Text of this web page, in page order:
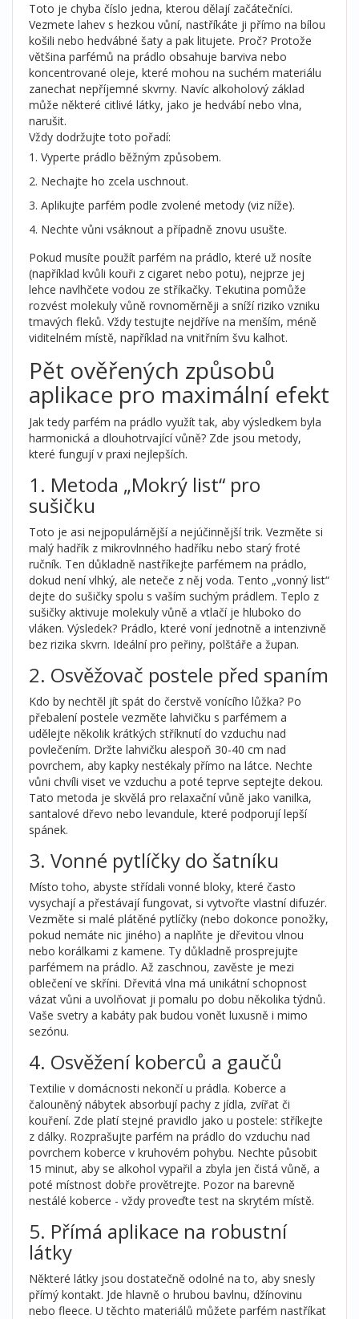
Toto je chyba číslo jedna, kterou dělají začátečníci.
Vezmete lahev s hezkou vůní, nastříkáte ji přímo na bílou
košili nebo hedvábné šaty a pak litujete. Proč? Protože
většina parfémů na prádlo obsahuje barviva nebo
koncentrované oleje, které mohou na suchém materiálu
zanechat nepříjemné skvrny. Navíc alkoholový základ
může některé citlivé látky, jako je hedvábí nebo vlna,
narušit.
Vždy dodržujte toto pořadí:
Vyperte prádlo běžným způsobem.
Nechajte ho zcela uschnout.
Aplikujte parfém podle zvolené metody (viz níže).
Nechte vůni vsáknout a případně znovu usušte.
Pokud musíte použít parfém na prádlo, které už nosíte
(například kvůli kouři z cigaret nebo potu), nejprze jej
lehce navlhčete vodou ze stříkačky. Tekutina pomůže
rozvést molekuly vůně rovnoměrněji a sníží riziko vzniku
tmavých fleků. Vždy testujte nejdříve na menším, méně
viditelném místě, například na vnitřním švu kalhot.
Pět ověřených způsobů
aplikace pro maximální efekt
Jak tedy parfém na prádlo využít tak, aby výsledkem byla
harmonická a dlouhotrvající vůně? Zde jsou metody,
které fungují v praxi nejlepších.
1. Metoda „Mokrý list“ pro
sušičku
Toto je asi nejpopulárnější a nejúčinnější trik. Vezměte si
malý hadřík z mikrovlnného hadříku nebo starý froté
ručník. Ten důkladně nastříkejte parfémem na prádlo,
dokud není vlhký, ale neteče z něj voda. Tento „vonný list“
dejte do sušičky spolu s vaším suchým prádlem. Teplo z
sušičky aktivuje molekuly vůně a vtlačí je hluboko do
vláken. Výsledek? Prádlo, které voní jednotně a intenzivně
bez rizika skvrn. Ideální pro peřiny, polštáře a župan.
2. Osvěžovač postele před spaním
Kdo by nechtěl jít spát do čerstvě vonícího lůžka? Po
přebalení postele vezměte lahvičku s parfémem a
udělejte několik krátkých stříknutí do vzduchu nad
povlečením. Držte lahvičku alespoň 30-40 cm nad
povrchem, aby kapky nestékaly přímo na látce. Nechte
vůni chvíli viset ve vzduchu a poté teprve septejte dekou.
Tato metoda je skvělá pro relaxační vůně jako vanilka,
santalové dřevo nebo levandule, které podporují lepší
spánek.
3. Vonné pytlíčky do šatníku
Místo toho, abyste střídali vonné bloky, které často
vysychají a přestávají fungovat, si vytvořte vlastní difuzér.
Vezměte si malé plátěné pytlíčky (nebo dokonce ponožky,
pokud nemáte nic jiného) a naplňte je dřevitou vlnou
nebo korálkami z kamene. Ty důkladně prosprejujte
parfémem na prádlo. Až zaschnou, zavěste je mezi
oblečení ve skříni. Dřevitá vlna má unikátní schopnost
vázat vůni a uvolňovat ji pomalu po dobu několika týdnů.
Vaše svetry a kabáty pak budou vonět luxusně i mimo
sezónu.
4. Osvěžení koberců a gaučů
Textilie v domácnosti nekončí u prádla. Koberce a
čalouněný nábytek absorbují pachy z jídla, zvířat či
kouření. Zde platí stejné pravidlo jako u postele: stříkejte
z dálky. Rozprašujte parfém na prádlo do vzduchu nad
povrchem koberce v kruhovém pohybu. Nechte působit
15 minut, aby se alkohol vypařil a zbyla jen čistá vůně, a
poté místnost dobře provětrejte. Pozor na barevně
nestálé koberce - vždy proveďte test na skrytém místě.
5. Přímá aplikace na robustní
látky
Některé látky jsou dostatečně odolné na to, aby snesly
přímý kontakt. Jde hlavně o hrubou bavlnu, džínovinu
nebo fleece. U těchto materiálů můžete parfém nastříkat